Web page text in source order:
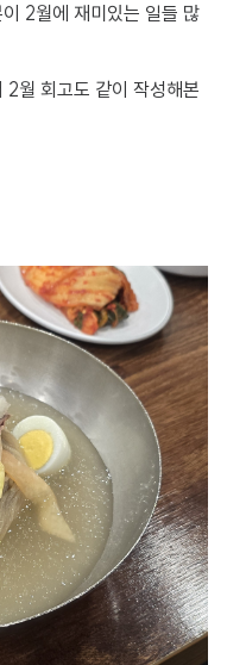
2월에 재미있는 일들 많
2월 회고도 같이 작성해본